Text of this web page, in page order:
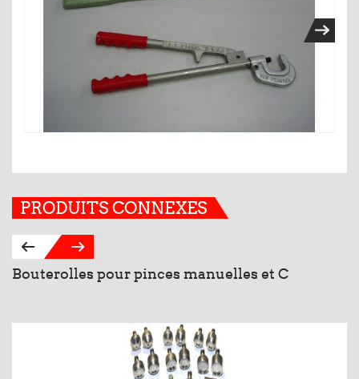
PRODUITS CONNEXES
Bouterolles pour pinces manuelles et C